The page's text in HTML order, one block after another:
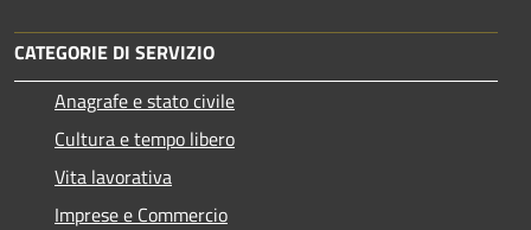
CATEGORIE DI SERVIZIO
Anagrafe e stato civile
Cultura e tempo libero
Vita lavorativa
Imprese e Commercio